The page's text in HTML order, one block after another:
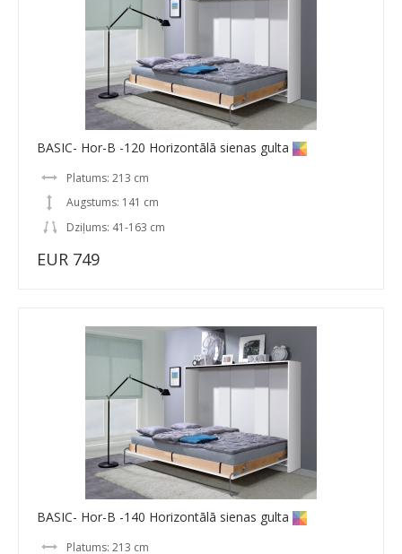
BASIC- Hor-B -120 Horizontālā sienas gulta
Platums: 213 cm
Augstums: 141 cm
Dziļums: 41-163 cm
EUR 749
BASIC- Hor-B -140 Horizontālā sienas gulta
Platums: 213 cm